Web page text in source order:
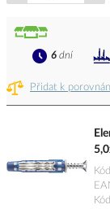
Přidat k
6 dní